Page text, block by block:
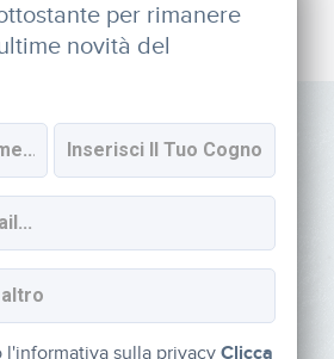
newsletter
per rimanere
novità del
l'informativa sulla privacyClicca